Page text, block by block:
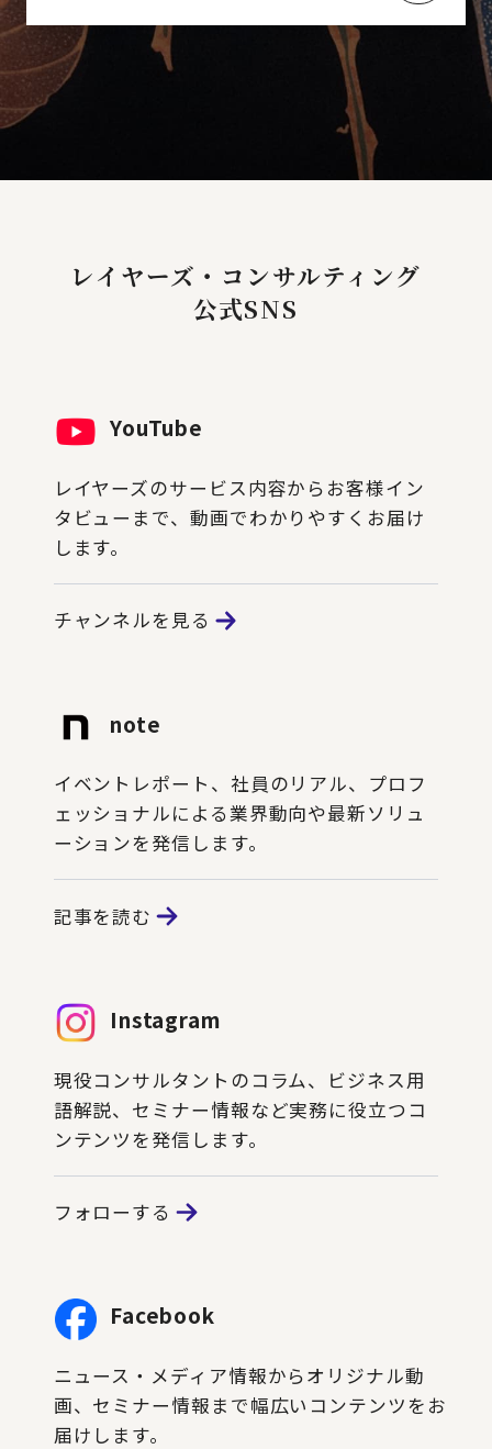
レイヤーズ・コンサルティング
公式SNS
YouTube
レイヤーズのサービス内容からお客様イン
タビューまで、動画でわかりやすくお届け
します。
チャンネルを見る
note
イベントレポート、社員のリアル、プロフ
ェッショナルによる業界動向や最新ソリュ
ーションを発信します。
記事を読む
Instagram
現役コンサルタントのコラム、ビジネス用
語解説、セミナー情報など実務に役立つコ
ンテンツを発信します。
フォローする
Facebook
ニュース・メディア情報からオリジナル動
画、セミナー情報まで幅広いコンテンツをお
届けします。